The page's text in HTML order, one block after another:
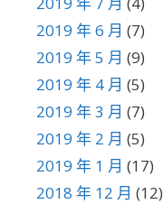
2019 年 6 月 (7)
2019 年 5 月 (9)
2019 年 4 月 (5)
2019 年 3 月 (7)
2019 年 2 月 (5)
2019 年 1 月 (17)
2018 年 12 月 (12)